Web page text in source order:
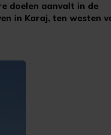
doelen aanvalt in de
in Karaj, ten westen